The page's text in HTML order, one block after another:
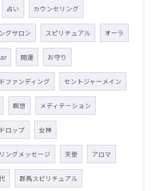
占い カウンセリング
グサロン スピリチュアル オーラ
開運 お守り
ファンディング セントジャーメイン
瞑想 メディテーション
ロップ 女神
ングメッセージ 天使 アロマ
群馬スピリチュアル